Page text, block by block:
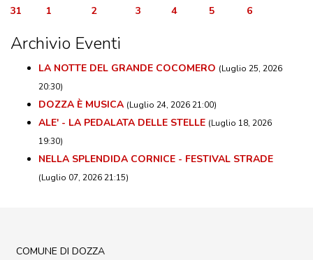
ARCHIVIO EVENTI
INFORMAZIONE
UFFICIO TURISTICO DI DOZZA
GEMELLO DIGITALE BORGO
DOVE DORMIRE
31
1 2 3 4 5 6
Archivio Eventi
LA NOTTE DEL GRANDE COCOMERO (Luglio 25, 2026
20:30)
DOZZA È MUSICA (Luglio 24, 2026 21:00)
ALE' - LA PEDALATA DELLE STELLE (Luglio 18, 2026
19:30)
NELLA SPLENDIDA CORNICE - FESTIVAL STRADE
(Luglio 07, 2026 21:15)
COMUNE DI DOZZA